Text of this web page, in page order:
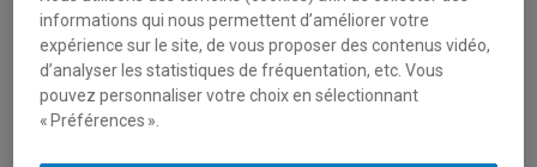
informations qui nous permettent d’améliorer votre
expérience sur le site, de vous proposer des contenus vidéo,
d’analyser les statistiques de fréquentation, etc. Vous
pouvez personnaliser votre choix en sélectionnant
« Préférences ».